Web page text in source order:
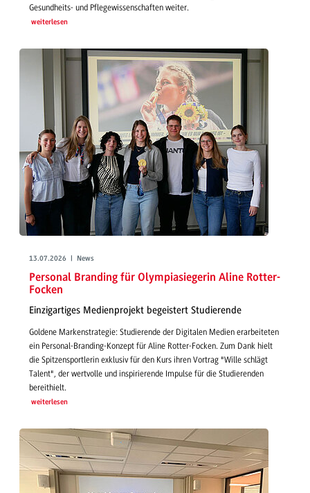
Gesundheits- und Pflegewissenschaften weiter.
weiterlesen
13.07.2026 | News
Personal Branding für Olympiasiegerin Aline Rotter-
Focken
Einzigartiges Medienprojekt begeistert Studierende
Goldene Markenstrategie: Studierende der Digitalen Medien erarbeiteten
ein Personal-Branding-Konzept für Aline Rotter-Focken. Zum Dank hielt
die Spitzensportlerin exklusiv für den Kurs ihren Vortrag "Wille schlägt
Talent", der wertvolle und inspirierende Impulse für die Studierenden
bereithielt.
weiterlesen